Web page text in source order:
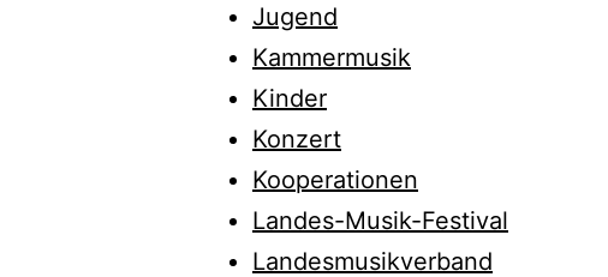
Jugend
Kammermusik
Kinder
Konzert
Kooperationen
Landes-Musik-Festival
Landesmusikverband